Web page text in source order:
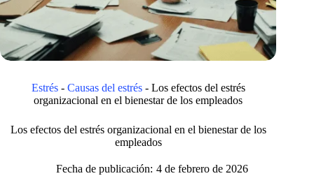
Estrés- Causas del estrés- Los efectos del estrés
organizacional en el bienestar de los empleados
Los efectos del estrés organizacional en el bienestar de los
empleados
Fecha de publicación: 4 de febrero de 2026